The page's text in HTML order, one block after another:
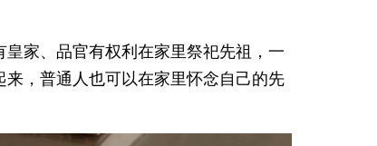
皇家、品官有权利在家里祭祀先祖，一
，普通人也可以在家里怀念自己的先